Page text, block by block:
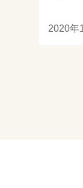
2020年